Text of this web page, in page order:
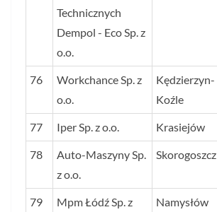
Technicznych
Dempol - Eco Sp. z
o.o.
76
Workchance Sp. z
o.o.
Kędzierzyn-
Koźle
77 Iper Sp. z o.o. Krasiejów
78
Auto-Maszyny Sp.
z o.o.
Skorogoszcz
79
Mpm Łódź Sp. z
Namysłów